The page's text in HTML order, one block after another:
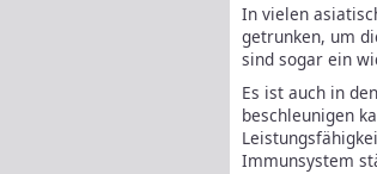
In vielen
getrunken, um
sind sogar ein
Es ist auch in
beschleunigen
Immunsystem